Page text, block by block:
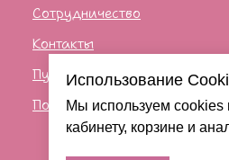
Использование
Мы используем cookies
кабинету, корзине и
Сотрудничество
Контакты
Публичная оферта
Политика